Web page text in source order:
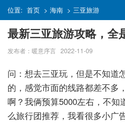
位置: 首页 > 海南 > 三亚旅游
最新三亚旅游攻略，全
发布者：暖意序言 2022-11-09
问：想去三亚玩，但是不知道
的，感觉市面的线路都差不多
啊？我俩预算5000左右，不知
么旅行团推荐，我看很多小广